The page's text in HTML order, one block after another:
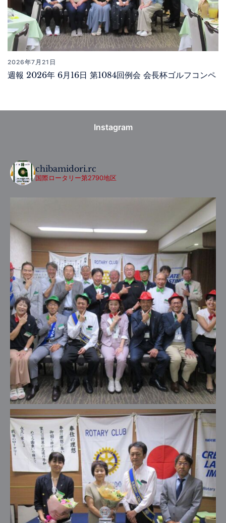
2026年7月21日
週報 2026年 6月16日 第1084回例会 会長杯ゴルフコンペ
Instagram
chibamidori.rc
国際ロータリー第2790地区